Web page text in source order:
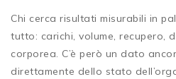
Chi cerca risultati misurabili in
tutto: carichi, volume, recupero,
corporea. C’è però un dato
direttamente dello stato